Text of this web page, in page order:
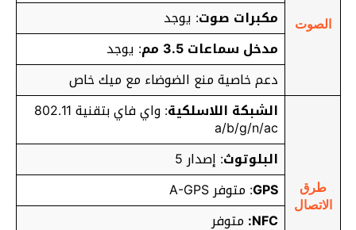
الصوت
مكبرات صوت: يوجد
مدخل سماعات 3.5 مم
: يوجد
دعم خاصية منع الضوضاء مع ميك خاص
طرق
الاتصال
الشبكة اللاسلكية : واي فاي بتقنية 802.11
a/b/g/n/ac
البلوتوث: إصدار 5
GPS: متوفر A-GPS
NFC: متوفر